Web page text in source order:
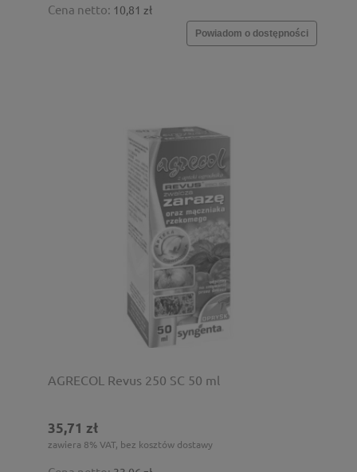
Cena netto: 10,81 zł
Powiadom o dostępności
AGRECOL Revus 250 SC 50 ml
35,71 zł
zawiera 8% VAT, bez kosztów dostawy